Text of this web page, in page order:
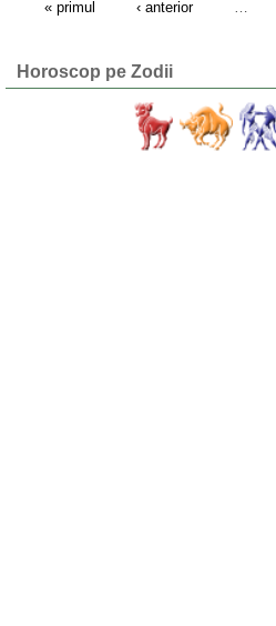
« primul
‹ anterior …
Horoscop pe Zodii